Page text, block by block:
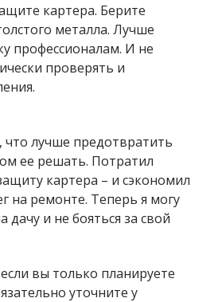
картера. Берите
металла. Лучше
профессионалам. И не
проверять и
лучше предотвратить
ее решать. Потратил
картера – и сэкономил
на ремонте. Теперь я могу
дачу и не бояться за свой
вы только планируете
уточните у